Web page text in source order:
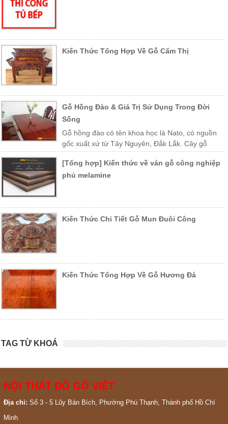
Kiến Thức Tổng Hợp Về Gỗ Cẩm Thị
Gỗ Hồng Đào & Giá Trị Sử Dụng Trong Đời
Sống
Gỗ hồng đào có tên khoa học là Nato, có nguồn
gốc xuất xứ từ Tây Nguyên, Đắk Lắk. Cây gỗ
được trồng nhiều ở các vùng miền Trung Việt Nam như Khánh Hòa,
Phú Yên, Lào, Campuchia…[Tổng hợp] Kiến thức về ván gỗ công nghiệp
phủ melamine
Kiến Thức Chi Tiết Gỗ Mun Đuôi Công
Kiến Thức Tổng Hợp Về Gỗ Hương Đá
TAG TỪ KHOÁ
NỘI THẤT ĐỒ GỖ VIỆT
Địa chỉ: Số 3 - 5 Lũy Bán Bích, Phường Phú Thạnh, Thành phố Hồ Chí
Minh